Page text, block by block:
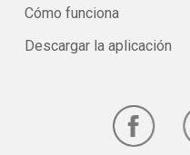
Cómo funciona
Descargar la aplicación